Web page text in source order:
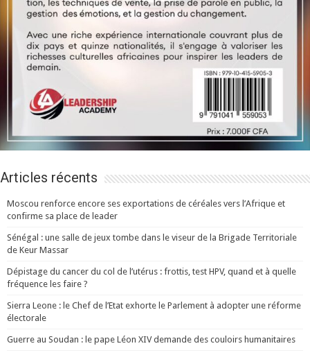
Articles récents
Moscou renforce encore ses exportations de céréales vers l’Afrique et
confirme sa place de leader
Sénégal : une salle de jeux tombe dans le viseur de la Brigade Territoriale
de Keur Massar
Dépistage du cancer du col de l’utérus : frottis, test HPV, quand et à quelle
fréquence les faire ?
Sierra Leone : le Chef de l’Etat exhorte le Parlement à adopter une réforme
électorale
Guerre au Soudan : le pape Léon XIV demande des couloirs humanitaires